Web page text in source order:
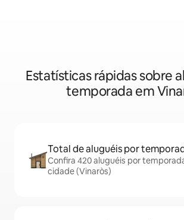
Estatísticas rápidas sobre
temporada em
Total de aluguéis por
Confira 420 aluguéis por
cidade (Vinaròs)